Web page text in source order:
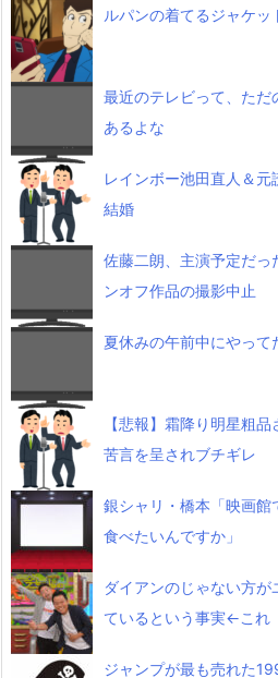
ルパンの着てるジャケッ
最近のテレビって、ただ
あるよな
レインボー池田直人＆
結婚
佐藤二朗、主演予定だ
ンオフ作品の撮影中止
夏休みの午前中にやって
【悲報】霜降り明星粗
苦言を呈されブチギレ
銀シャリ・橋本「映画館
食べたいんですか」
ダイアンのじゃない方
ているという事実←これ
ジャンプが最も売れた